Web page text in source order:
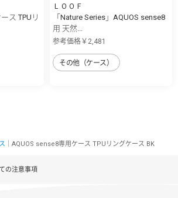
ス TPUリ
ＬＯＯＦ
「Nature Series」AQUOS sense8
用 天然...
参考価格￥2,481
その他（ケース）
｜AQUOS sense8専用ケース TPUリングケース BK
の注意事項